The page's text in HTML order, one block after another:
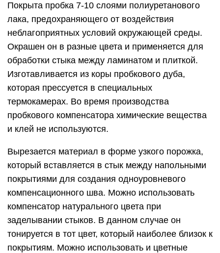
Покрыта пробка 7-10 слоями полиуретанового
лака, предохраняющего от воздействия
неблагоприятных условий окружающей среды.
Окрашен он в разные цвета и применяется для
обработки стыка между ламинатом и плиткой.
Изготавливается из коры пробкового дуба,
которая прессуется в специальных
термокамерах. Во время производства
пробкового компенсатора химические вещества
и клей не используются.
Вырезается материал в форме узкого порожка,
который вставляется в стык между напольными
покрытиями для создания одноуровневого
компенсационного шва. Можно использовать
компенсатор натурального цвета при
заделывании стыков. В данном случае он
тонируется в тот цвет, который наиболее близок к
покрытиям. Можно использовать и цветные